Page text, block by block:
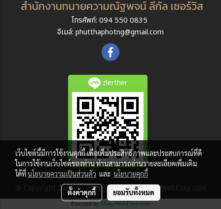
สำนักงานทนายความณัฐพจน์ ลีกัล เซอร์วิส
โทรศัพท์: 094 550 0835
อีเมล์: phutthaphotng@gmail.com
zlerther
@ Copyright 2021 All Rights Reserved. MakeWebEasy.com
Powered byMakeWebEasy.com
เว็บไซต์นี้มีการใช้งานคุกกี้ เพื่อเพิ่มประสิทธิภาพและประสบการณ์ที่ดี
ในการใช้งานเว็บไซต์ของท่าน ท่านสามารถอ่านรายละเอียดเพิ่มเติม
ได้ที่นโยบายความเป็นส่วนตัว และ นโยบายคุกกี้
ตั้งค่าคุกกี้ ยอมรับทั้งหมด